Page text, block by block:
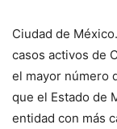
Ciudad de
casos activos de
el mayor número
que el Estado de
entidad con más